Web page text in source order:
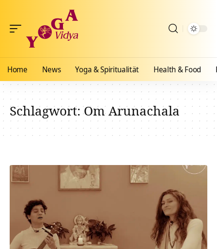
Home News Yoga & Spiritualität Health & Food
Schlagwort:Om Arunachala